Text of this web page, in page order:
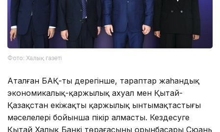
Фото: Халық газеті
Аталған БАҚ-тың дерегінше, тараптар жаһандық
экономикалық-қаржылық ахуал мен Қытай-
Қазақстан екіжақты қаржылық ынтымақтастығы
мәселелері бойынша пікір алмасты. Кездесуге
Қытай Халық Банкі төрағасының орынбасары Сюань